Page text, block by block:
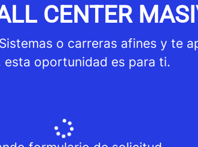
CENTER
o carreras afines y te
esta oportunidad es para ti.